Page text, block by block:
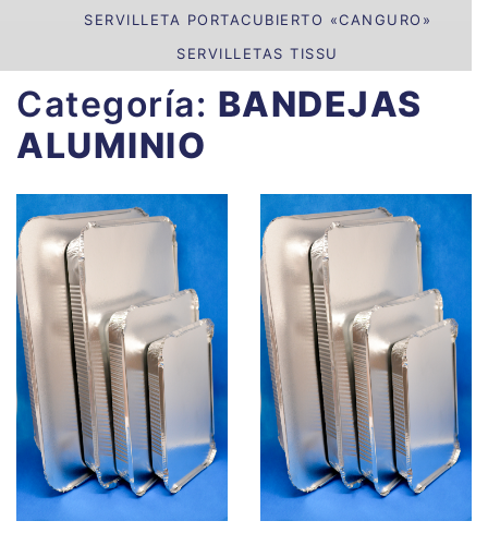
SERVILLETA PORTACUBIERTO «CANGURO»
SERVILLETAS TISSU
Categoría: BANDEJAS
ALUMINIO